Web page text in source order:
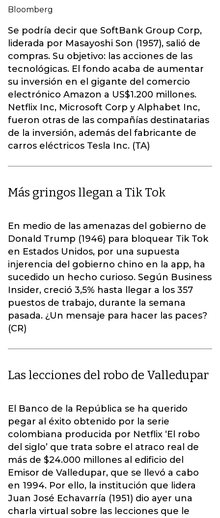
Bloomberg
Se podría decir que SoftBank Group Corp,
liderada por Masayoshi Son (1957), salió de
compras. Su objetivo: las acciones de las
tecnológicas. El fondo acaba de aumentar
su inversión en el gigante del comercio
electrónico Amazon a US$1.200 millones.
Netflix Inc, Microsoft Corp y Alphabet Inc,
fueron otras de las compañías destinatarias
de la inversión, además del fabricante de
carros eléctricos Tesla Inc. (TA)
Más gringos llegan a Tik Tok
En medio de las amenazas del gobierno de
Donald Trump (1946) para bloquear Tik Tok
en Estados Unidos, por una supuesta
injerencia del gobierno chino en la app, ha
sucedido un hecho curioso. Según Business
Insider, creció 3,5% hasta llegar a los 357
puestos de trabajo, durante la semana
pasada. ¿Un mensaje para hacer las paces?
(CR)
Las lecciones del robo de Valledupar
El Banco de la República se ha querido
pegar al éxito obtenido por la serie
colombiana producida por Netflix ‘El robo
del siglo’ que trata sobre el atraco real de
más de $24.000 millones al edificio del
Emisor de Valledupar, que se llevó a cabo
en 1994. Por ello, la institución que lidera
Juan José Echavarría (1951) dio ayer una
charla virtual sobre las lecciones que le